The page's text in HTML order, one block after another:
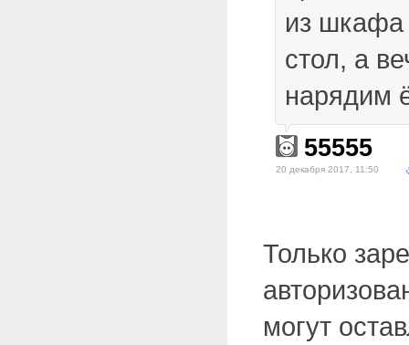
из шкафа
стол, а
нарядим
55555
20 декабря 2017, 11:50
Только
могут